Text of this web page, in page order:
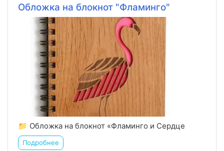
Обложка на блокнот "Фламинго"
📁 Обложка на блокнот «Фламинго и Сердце
Подробнее